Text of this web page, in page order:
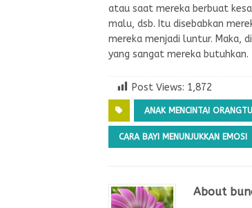
atau saat mereka berbuat
malu, dsb. Itu disebabkan
mereka menjadi luntur. Maka,
yang sangat mereka butuhkan.
Post Views: 1,872
ANAK MENCINTAI
CARA BAYI MENUNJUKKAN EMOSI
About